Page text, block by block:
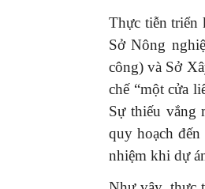
Thực tiễn triển
Sở Nông
công) và Sở
chế “một cửa
Sự thiếu vắng
quy hoạch đến
nhiệm khi dự